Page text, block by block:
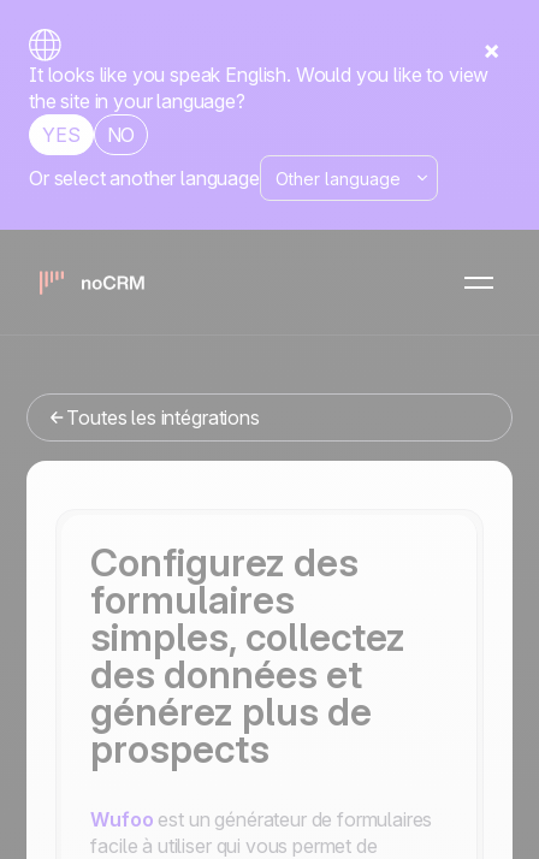
It looks like you speak English. Would you like to view
the site in your language?
YES
NO
Or select another language
No-code
WufooxnoCRM
Vous cherchez un outil de gestion commerciale qui
Toutes les intégrations
Configurez des
formulaires
simples, collectez
des données et
générez plus de
prospects
Wufoo est un générateur de formulaires
facile à utiliser qui vous permet de